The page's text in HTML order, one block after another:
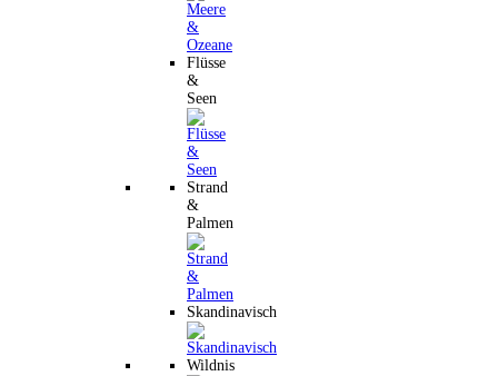
Flüsse
&
Seen
Strand
&
Palmen
Skandinavisch
Wildnis